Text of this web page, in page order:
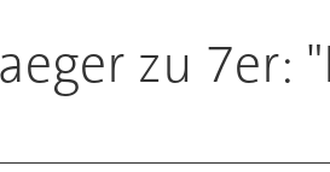
zu 7er: